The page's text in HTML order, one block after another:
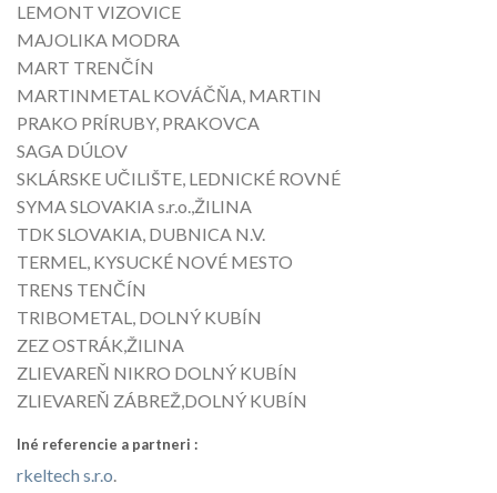
LEMONT VIZOVICE
MAJOLIKA MODRA
MART TRENČÍN
MARTINMETAL KOVÁČŇA, MARTIN
PRAKO PRÍRUBY, PRAKOVCA
SAGA DÚLOV
SKLÁRSKE UČILIŠTE, LEDNICKÉ ROVNÉ
SYMA SLOVAKIA s.r.o.,ŽILINA
TDK SLOVAKIA, DUBNICA N.V.
TERMEL, KYSUCKÉ NOVÉ MESTO
TRENS TENČÍN
TRIBOMETAL, DOLNÝ KUBÍN
ZEZ OSTRÁK,ŽILINA
ZLIEVAREŇ NIKRO DOLNÝ KUBÍN
ZLIEVAREŇ ZÁBREŽ,DOLNÝ KUBÍN
Iné referencie a partneri :
rkeltech s.r.o